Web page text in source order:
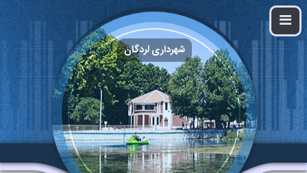
شهرداری لردگان